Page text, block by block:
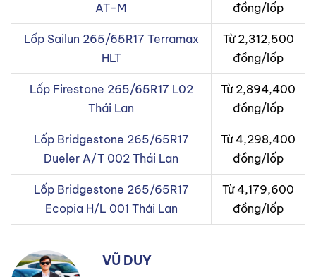
AT-M
đồng/lốp
Lốp Sailun 265/65R17 Terramax
HLT
Từ 2,312,500
đồng/lốp
Lốp Firestone 265/65R17 L02
Thái Lan
Từ 2,894,400
đồng/lốp
Lốp Bridgestone 265/65R17
Dueler A/T 002 Thái Lan
Từ 4,298,400
đồng/lốp
Lốp Bridgestone 265/65R17
Ecopia H/L 001 Thái Lan
Từ 4,179,600
đồng/lốp
VŨ DUY